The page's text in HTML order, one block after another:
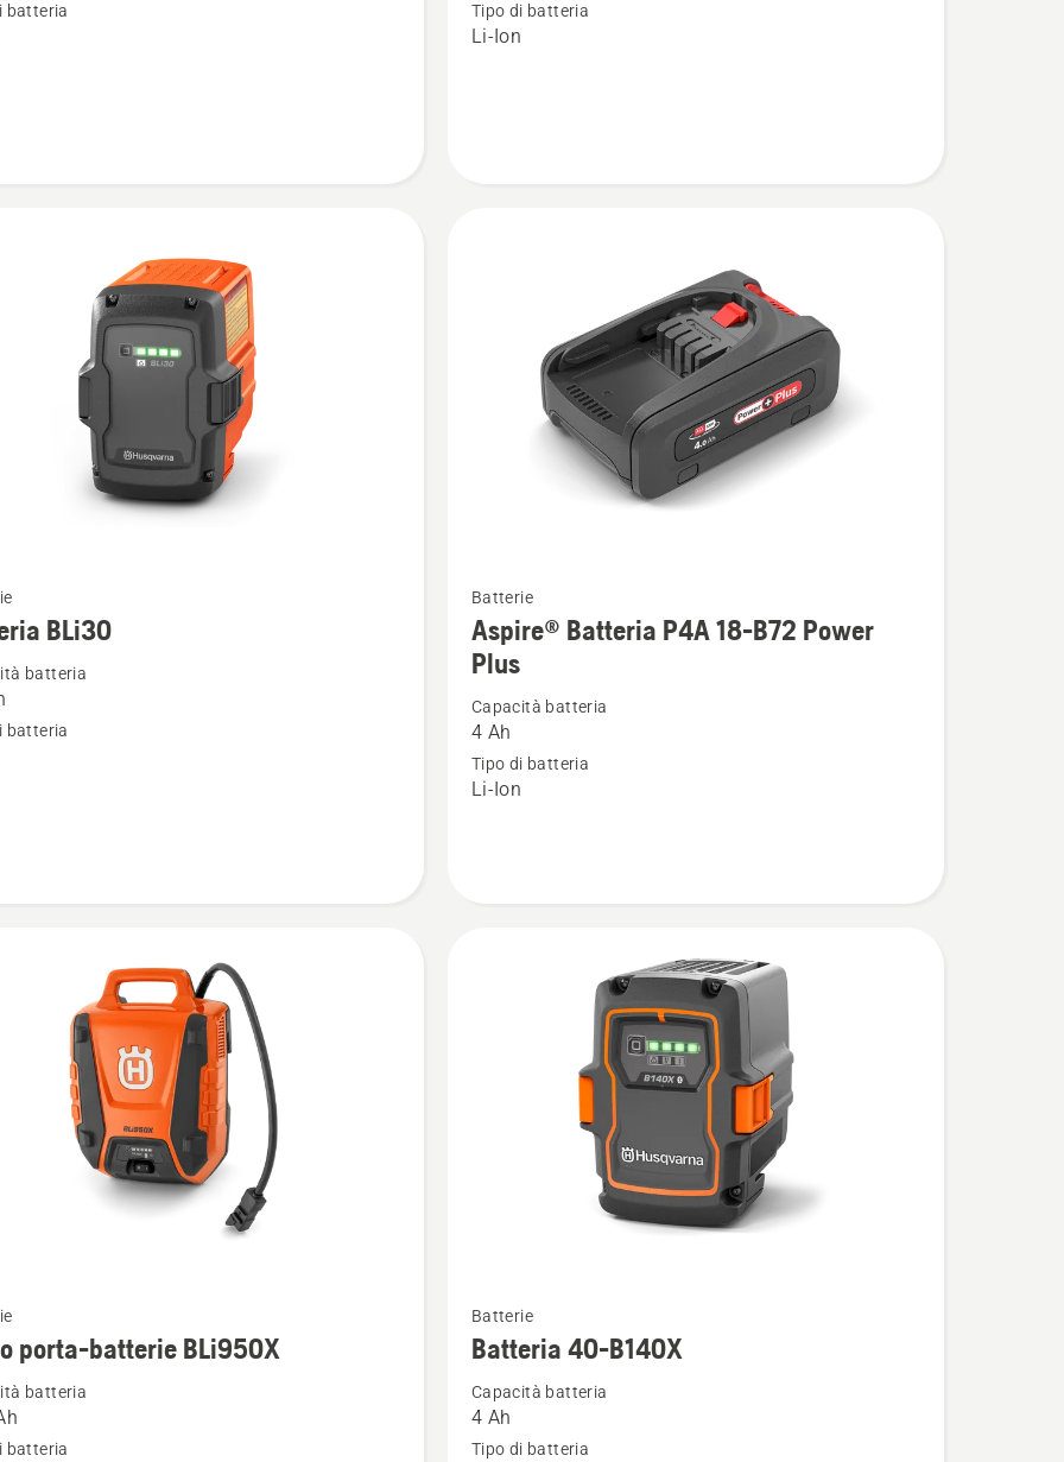
batteria
40-
Tipo di batteria
Li-Ion
BLi30
batteria
batteria
maggiori
dettagli
Aspire®
Batteria
P4A
Batterie
Aspire® Batteria P4A 18-B72 Power
Plus
Capacità batteria
4 Ah
Tipo di batteria
Li-Ion
porta-batterie BLi950X
batteria
batteria
maggiori
dettagli
Batterie
Batteria 40-B140X
Capacità batteria
4 Ah
Tipo di batteria